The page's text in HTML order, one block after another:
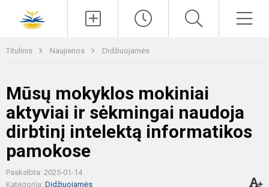
Titulinis Naujienos Didžiuojamės
Mūsų mokyklos mokiniai
aktyviai ir sėkmingai naudoja
dirbtinį intelektą informatikos
pamokose
Paskelbta: 2025-01-14
Kategorija: Didžiuojamės